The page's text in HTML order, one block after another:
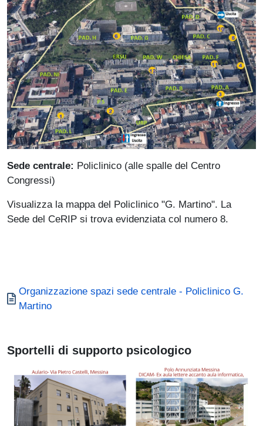
Sede centrale: Policlinico (alle spalle del Centro
Congressi)
Visualizza la mappa del Policlinico "G. Martino". La
Sede del CeRIP si trova evidenziata col numero 8.
Documento
Organizzazione spazi sede centrale - Policlinico G.
Martino
Sportelli di supporto psicologico
Immagine